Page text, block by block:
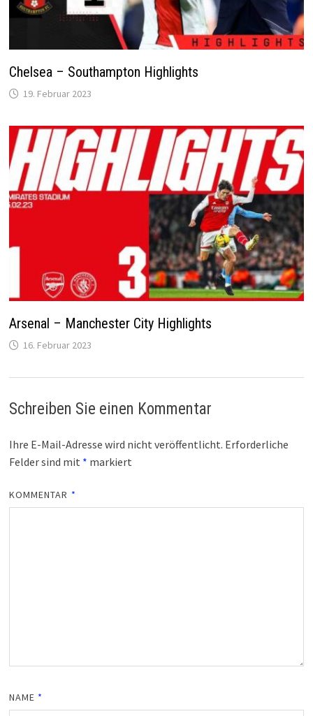
Chelsea – Southampton Highlights
19. Februar 2023
Arsenal – Manchester City Highlights
16. Februar 2023
Schreiben Sie einen Kommentar
Ihre E-Mail-Adresse wird nicht veröffentlicht. Erforderliche
Felder sind mit * markiert
KOMMENTAR *
NAME *